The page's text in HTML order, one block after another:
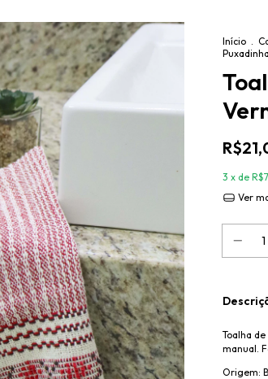
Início .
3 x de
Ver
Toalha
manual.
Origem: